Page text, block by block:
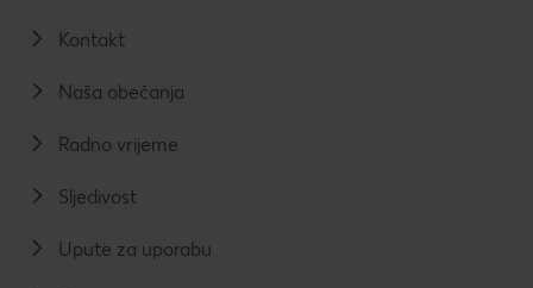
Kontakt
Naša obećanja
Radno vrijeme
Sljedivost
Upute za uporabu